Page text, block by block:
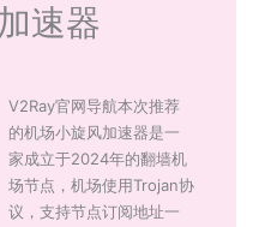
速器
V2Ray官网导航本次推荐
的机场小旋风加速器是一
家成立于2024年的翻墙机
场节点，机场使用Trojan协
议，支持节点订阅地址一